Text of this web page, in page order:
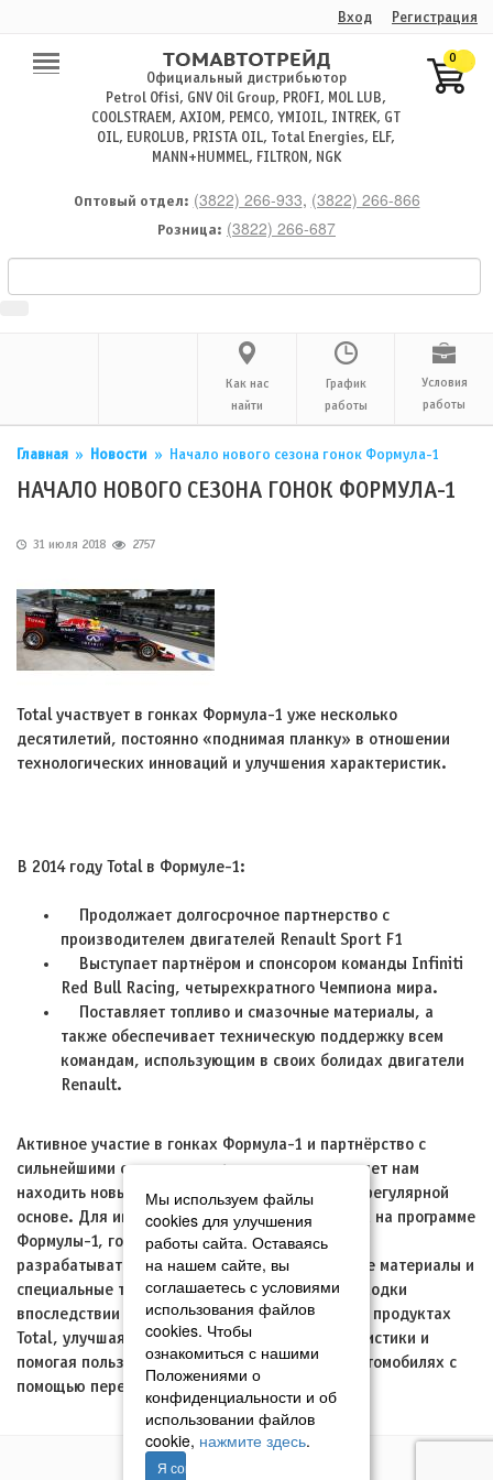
Вход Регистрация
Официальный дистрибьютор
Petrol Ofisi, GNV Oil Group, PROFI, MOL LUB,
COOLSTRAEM, AXIOM, PEMCO, YMIOIL, INTREK, GT
OIL, EUROLUB, PRISTA OIL, Total Energies, ELF,
MANN+HUMMEL, FILTRON, NGK
0
Оптовый отдел: (3822) 266-933, (3822) 266-866
Розница: (3822) 266-687
Как нас
найти
График
работы
Условия
работы
Главная » Новости » Начало нового сезона гонок Формула-1
НАЧАЛО НОВОГО СЕЗОНА ГОНОК ФОРМУЛА-1
31 июля 2018 2757
Total участвует в гонках Формула-1 уже несколько
десятилетий, постоянно «поднимая планку» в отношении
технологических инноваций и улучшения характеристик.
В 2014 году Total в Формуле-1:
Продолжает долгосрочное партнерство с
производителем двигателей Renault Sport F1
Выступает партнёром и спонсором команды Infiniti
Red Bull Racing, четырехкратного Чемпиона мира.
Поставляет топливо и смазочные материалы, а
также обеспечивает техническую поддержку всем
командам, использующим в своих болидах двигатели
Renault.
Активное участие в гонках Формула-1 и партнёрство с
сильнейшими спортивными командами позволяет нам
находить новые технологические решения на регулярной
основе. Для инженеров и ученых, работающих на программе
Формулы-1, гонки Гран-при – это возможность
разрабатывать и тестировать новые смазочные материалы и
специальные топлива. Их технологические находки
впоследствии находят применение в серийных продуктах
Total, улучшая топливосберегающие характеристики и
помогая пользователям заботиться о своих автомобилях с
помощью передовых технологий.
Мы используем файлы
cookies для улучшения
работы сайта. Оставаясь
на нашем сайте, вы
соглашаетесь с условиями
использования файлов
cookies. Чтобы
ознакомиться с нашими
Положениями о
конфиденциальности и об
использовании файлов
cookie, нажмите здесь.
Я согласен